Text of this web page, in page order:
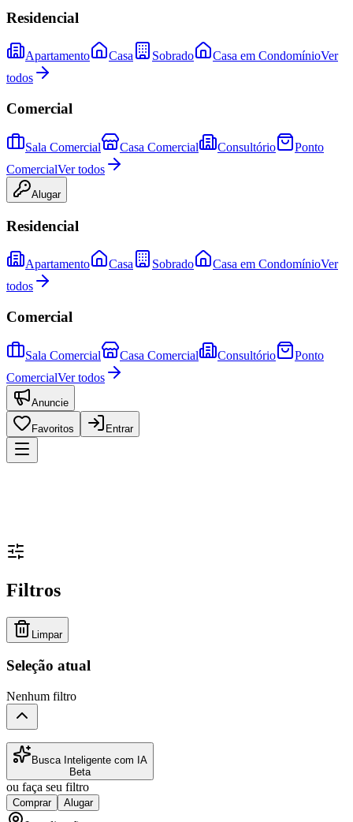
Residencial
Apartamento Casa Sobrado Casa em CondomínioVer
todos
Comercial
Sala Comercial Casa Comercial Consultório
Ponto
ComercialVer todos
Alugar
Residencial
Apartamento Casa Sobrado Casa em CondomínioVer
todos
Comercial
Sala Comercial Casa Comercial Consultório
Ponto
ComercialVer todos
Anuncie
Favoritos Entrar
Filtros
Limpar
Seleção atual
Nenhum filtro
Busca Inteligente com IA
Beta
ou faça seu filtro
Comprar Alugar